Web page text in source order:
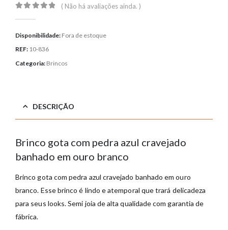
( Não há avaliações ainda. )
Disponibilidade: Fora de estoque
REF: 10-836
Categoria: Brincos
DESCRIÇÃO
Brinco gota com pedra azul cravejado
banhado em ouro branco
Brinco gota com pedra azul cravejado banhado em ouro
branco. Esse brinco é lindo e atemporal que trará delicadeza
para seus looks. Semi joia de alta qualidade com garantia de
fábrica.